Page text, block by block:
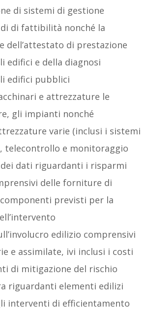
di sistemi di gestione
di fattibilità nonché la
dell’attestato di prestazione
edifici e della diagnosi
edifici pubblici
e attrezzature le
gli impianti nonché
varie (inclusi i sistemi
telecontrollo e monitoraggio
dati riguardanti i risparmi
delle forniture di
previsti per la
edilizio comprensivi
e assimilate, ivi inclusi i costi
di mitigazione del rischio
riguardanti elementi edilizi
interventi di efficientamento